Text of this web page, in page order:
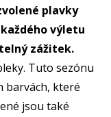
plavky
výletu
zážitek.
Tuto sezónu
barvách, které
jsou také